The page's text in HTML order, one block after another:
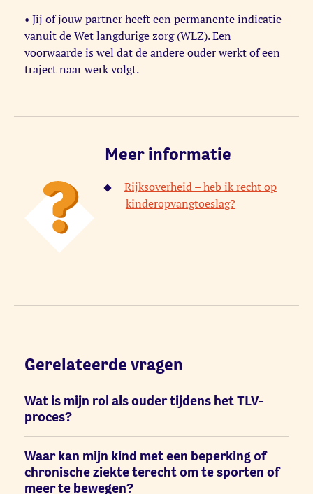
• Jij of jouw partner heeft een permanente indicatie
vanuit de Wet langdurige zorg (WLZ). Een
voorwaarde is wel dat de andere ouder werkt of een
traject naar werk volgt.
Meer informatie
Rijksoverheid – heb ik recht op
kinderopvangtoeslag?
Gerelateerde vragen
Wat is mijn rol als ouder tijdens het TLV-
proces?
Waar kan mijn kind met een beperking of
chronische ziekte terecht om te sporten of
meer te bewegen?